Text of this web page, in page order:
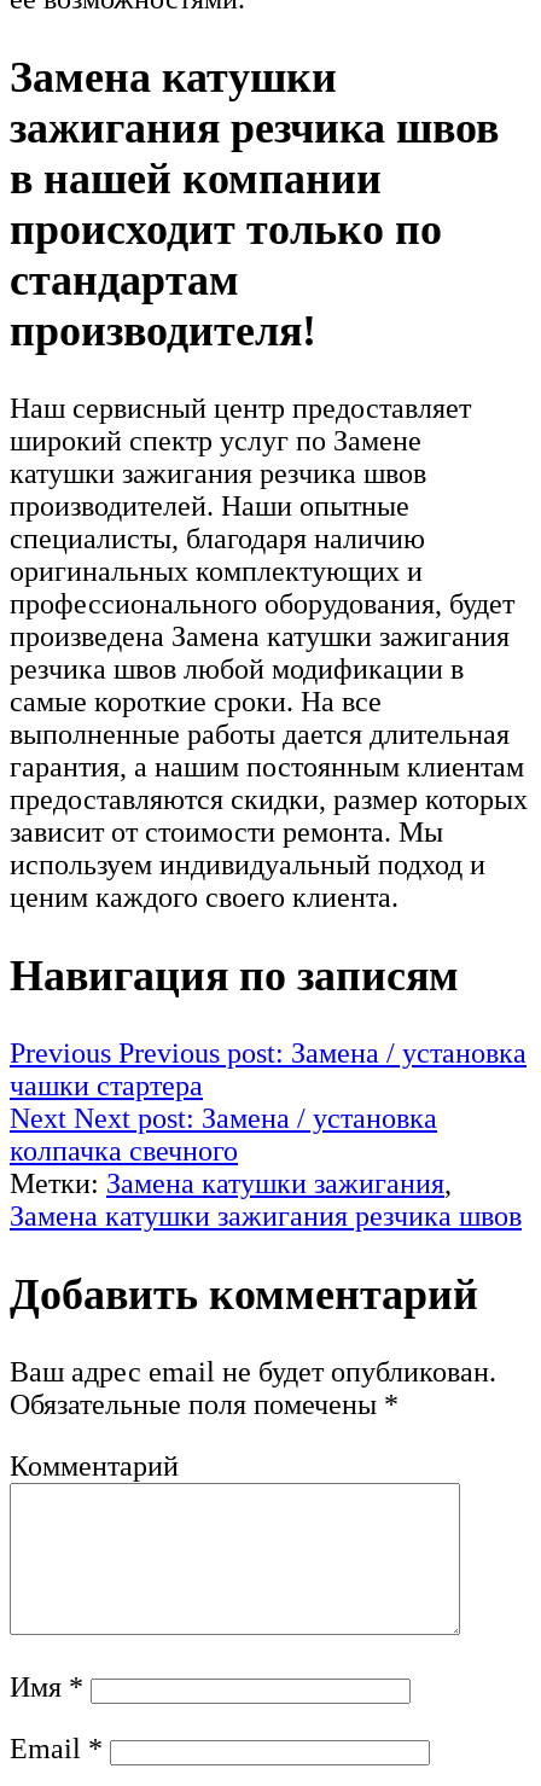
Замена катушки
зажигания резчика швов
в нашей компании
происходит только по
стандартам
производителя!
Наш сервисный центр предоставляет
широкий спектр услуг по Замене
катушки зажигания резчика швов
производителей. Наши опытные
специалисты, благодаря наличию
оригинальных комплектующих и
профессионального оборудования, будет
произведена Замена катушки зажигания
резчика швов любой модификации в
самые короткие сроки. На все
выполненные работы дается длительная
гарантия, а нашим постоянным клиентам
предоставляются скидки, размер которых
зависит от стоимости ремонта. Мы
используем индивидуальный подход и
ценим каждого своего клиента.
Навигация по записям
Previous Previous post: Замена / установка
чашки стартера
Next Next post: Замена / установка
колпачка свечного
Метки: Замена катушки зажигания,
Замена катушки зажигания резчика швов
Добавить комментарий
Ваш адрес email не будет опубликован.
Обязательные поля помечены *
Комментарий
Имя *
Email *